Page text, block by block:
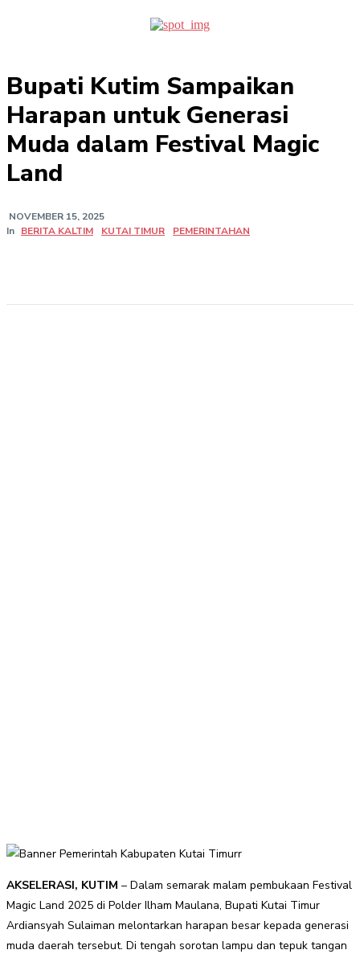
Bupati Kutim Sampaikan
Harapan untuk Generasi
Muda dalam Festival Magic
Land
NOVEMBER 15, 2025
In BERITA KALTIM KUTAI TIMUR PEMERINTAHAN
AKSELERASI, KUTIM – Dalam semarak malam pembukaan Festival
Magic Land 2025 di Polder Ilham Maulana, Bupati Kutai Timur
Ardiansyah Sulaiman melontarkan harapan besar kepada generasi
muda daerah tersebut. Di tengah sorotan lampu dan tepuk tangan